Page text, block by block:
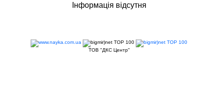
Інформація відсутня
ТОВ "ДКС Центр"